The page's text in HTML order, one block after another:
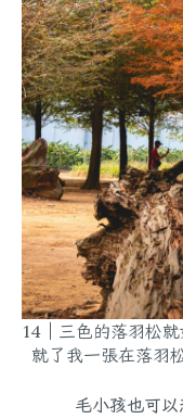
14｜三色的落羽松
就了我一張在落羽
毛小孩也可